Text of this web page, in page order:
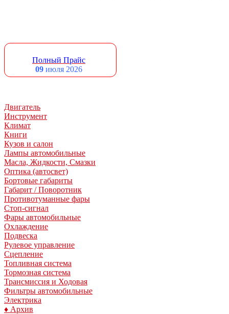
Полный Прайс
09 июля 2026
Двигатель
Инструмент
Климат
Книги
Кузов и салон
Лампы автомобильные
Масла, Жидкости, Смазки
Оптика (автосвет)
Бортовые габариты
Габарит / Поворотник
Противотуманные фары
Стоп-сигнал
Фары автомобильные
Охлаждение
Подвеска
Рулевое управление
Сцепление
Топливная система
Тормозная система
Трансмиссия и Ходовая
Фильтры автомобильные
Электрика
♦ Архив